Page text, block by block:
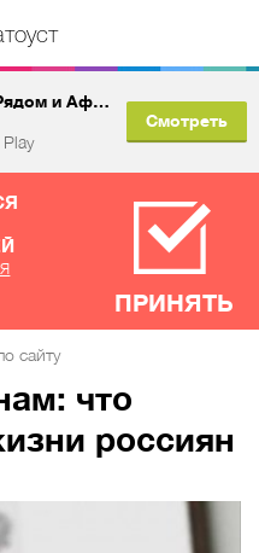
Выбирай: Места Рядом и Афиша
Смотреть
ПРИНЯТЬ
что
россиян